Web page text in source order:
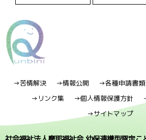
→苦情解決 →情報公開 →各種申請書類
→リンク集
→個人情報保護方針
→サイトマップ